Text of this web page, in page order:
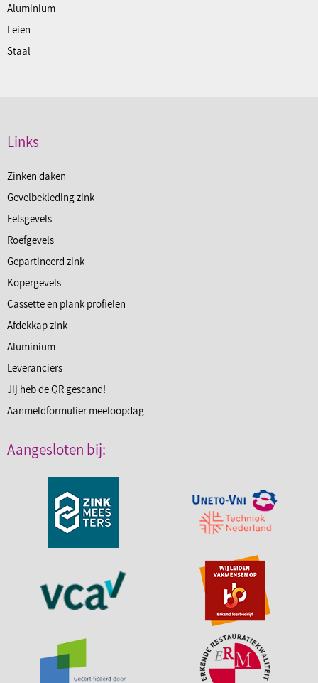
Aluminium
Leien
Staal
Links
Zinken daken
Gevelbekleding zink
Felsgevels
Roefgevels
Gepartineerd zink
Kopergevels
Cassette en plank profielen
Afdekkap zink
Aluminium
Leveranciers
Jij heb de QR gescand!
Aanmeldformulier meeloopdag
Aangesloten bij: